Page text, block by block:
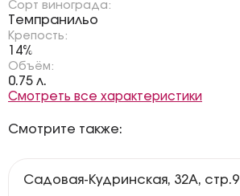
Сорт винограда:
Темпранильо
Крепость:
14%
Объём:
0.75 л.
Смотреть все характеристики
Смотрите также:
Садовая-Кудринская, 32А, стр.9